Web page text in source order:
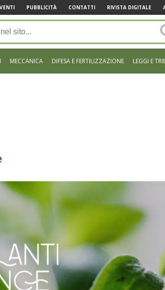
PUBBLICITÀ CONTATTI RIVISTA DIGITALE
MECCANICA DIFESA E FERTILIZZAZIONE LEGGI E